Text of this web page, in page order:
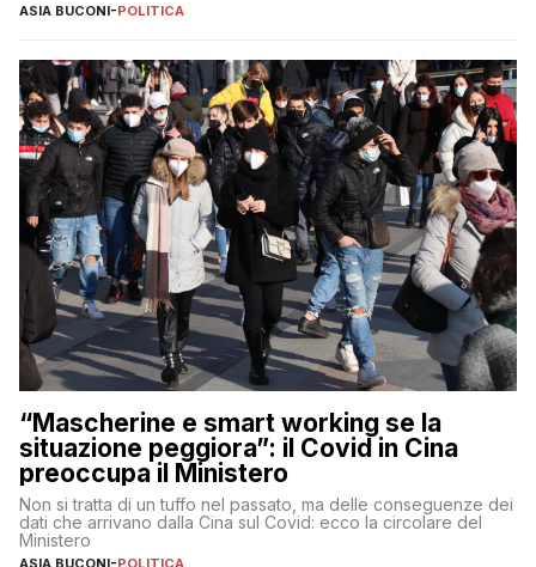
ASIA BUCONI-POLITICA
“Mascherine e smart working se la
situazione peggiora”: il Covid in Cina
preoccupa il Ministero
Non si tratta di un tuffo nel passato, ma delle conseguenze dei
dati che arrivano dalla Cina sul Covid: ecco la circolare del
Ministero
ASIA BUCONI-POLITICA